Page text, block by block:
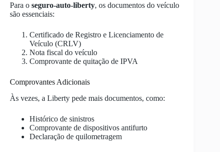
Para o seguro-auto-liberty, os documentos do veículo
são essenciais:
Certificado de Registro e Licenciamento de
Veículo (CRLV)
Nota fiscal do veículo
Comprovante de quitação de IPVA
Comprovantes Adicionais
Às vezes, a Liberty pede mais documentos, como:
Histórico de sinistros
Comprovante de dispositivos antifurto
Declaração de quilometragem